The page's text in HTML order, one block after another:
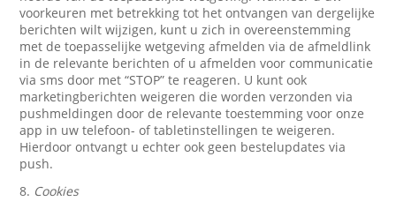
voorkeuren met betrekking tot het ontvangen van dergelijke
berichten wilt wijzigen, kunt u zich in overeenstemming
met de toepasselijke wetgeving afmelden via de afmeldlink
in de relevante berichten of u afmelden voor communicatie
via sms door met “STOP” te reageren. U kunt ook
marketingberichten weigeren die worden verzonden via
pushmeldingen door de relevante toestemming voor onze
app in uw telefoon- of tabletinstellingen te weigeren.
Hierdoor ontvangt u echter ook geen bestelupdates via
push.
8. Cookies